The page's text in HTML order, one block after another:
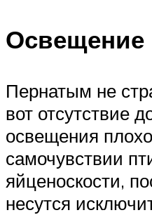
Освещение
Пернатым не
вот отсутствие
освещения
самочувствии
яйценоскости,
несутся